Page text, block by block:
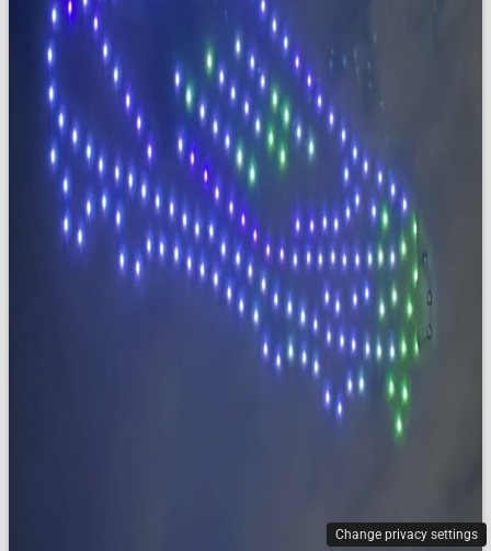
Change privacy settings